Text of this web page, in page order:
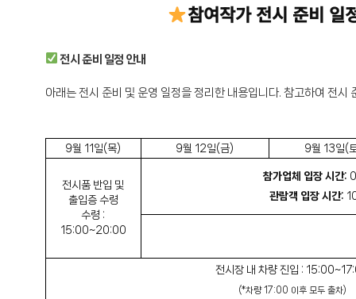
참여작가 전시 준비 일
전시 준비 일정 안내
아래는 전시 준비 및 운영 일정을 정리한 내용입니다. 참고하여 전시
9월 11일(목) 9월 12일(금) 9월 13일(
전시품 반입 및
출입증 수령
수령 :
15:00~20:00
참가업체 입장 시간:
관람객 입장 시간:
전시장 내 차량 진입 :
(*차량 17:00 이후 모두 출차)